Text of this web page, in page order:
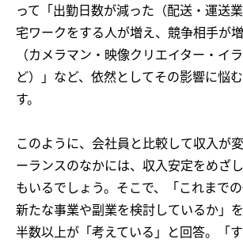
って「出勤日数が減った（配送・運送
宅ワークをする人が増え、競争相手が
（カメラマン・映像クリエイター・イ
ど）」など、依然としてその影響に悩
す。
このように、会社員と比較して収入が
ーランスのなかには、収入安定をめざ
もいるでしょう。そこで、「これまでの
新たな事業や副業を検討しているか」を
半数以上が「考えている」と回答。「